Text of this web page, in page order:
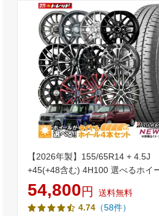
【2026年製】155/65R14 + 4.5J
+45(+48含む) 4H100 選べるホイ
本セット送料無料 低燃費 ブリヂス
NEWNO(ニューノ) 新品 サマータ
BOX タント ワゴンR ムーブ スペ
54,800円
送料無料
4.74 （58件）